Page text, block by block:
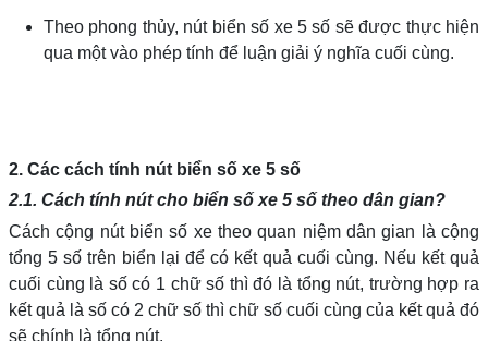
Theo phong thủy, nút biển số xe 5 số sẽ được thực hiện
qua một vào phép tính để luận giải ý nghĩa cuối cùng.
2. Các cách tính nút biển số xe 5 số
2.1. Cách tính nút cho biển số xe 5 số theo dân gian?
Cách cộng nút biển số xe theo quan niệm dân gian là cộng
tổng 5 số trên biển lại để có kết quả cuối cùng. Nếu kết quả
cuối cùng là số có 1 chữ số thì đó là tổng nút, trường hợp ra
kết quả là số có 2 chữ số thì chữ số cuối cùng của kết quả đó
sẽ chính là tổng nút.